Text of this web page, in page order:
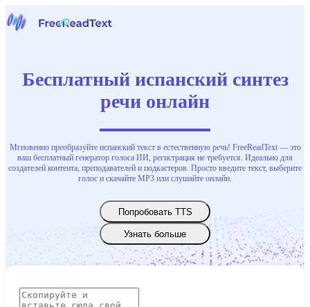
Инструменты
Русский
Бесплатный испанский синтез
речи онлайн
Мгновенно преобразуйте испанский текст в естественную речь! FreeReadText — это
ваш бесплатный генератор голоса ИИ, регистрация не требуется. Идеально для
создателей контента, преподавателей и подкастеров. Просто введите текст, выберите
голос и скачайте MP3 или слушайте онлайн.
Попробовать TTS
Узнать больше